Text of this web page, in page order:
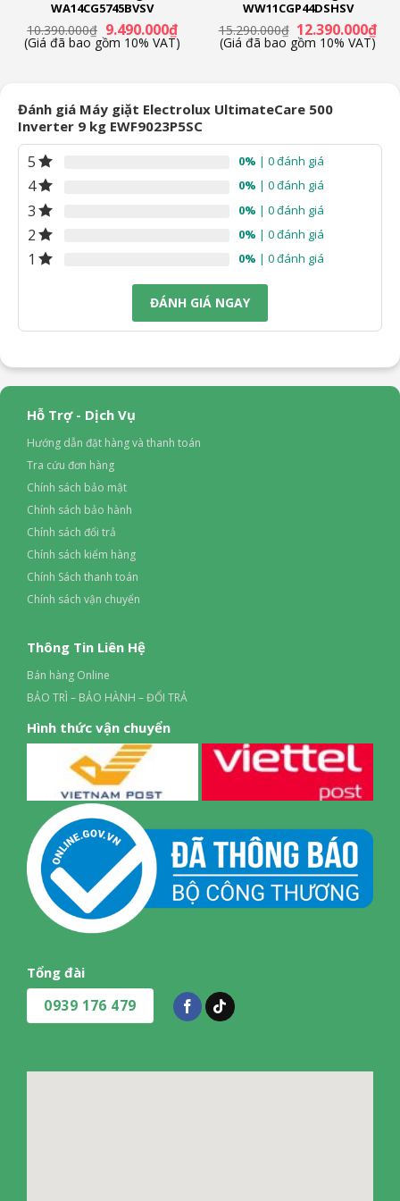
Công nghệ EcoInverter
Công nghệ giặt
Chương trình:
Đồ thể thao
Vệ sinh lồng giặt
Vắt
Giặt tiết kiệm Cotton
Giặt nhanh 15 phút
Giũ, xả, vắt
Diệt khuẩn
Giặt ga giường
Giặt nước nóng
Công nghệ giặt hơi nước Hygienic Care
Công nghệ UltraMix hoà tan nước giặt hiệu quả
Bảng điều khiển và Tiện ích
Bảng điều khiển:
Song ngữ Anh – Việt có núm xoay, cảm ứng và màn hình hiển
thị
Tiện ích:
Thêm quần áo khi máy đang giặt
Lưu chương trình yêu thích
Khóa trẻ em
Hẹn giờ giặt kết thúc
Chỉnh số vòng vắt
Chỉnh nhiệt độ nước
Hygienic Care – Diệt khuẩn sau mỗi lần giặt
Tùy chọn mức độ bẩn của quần áo
Thông tin lắp đặt
Kích thước – Khối lượng:
Cao 85 cm – Ngang 60 cm – Sâu 65.9 cm – Nặng 73 kg
Chiều dài ống cấp nước:
135 cm
Chiều dài ống thoát nước:
Hãng:
Electrolux. Xem thông tin hãng
WA14CG5745BVSV
10.390.000₫ Giá
gốc
là:
9.490.000₫Giá
hiện
tại
(Giá đã bao gồm 10% VAT)
WW11CGP44DSHSV
15.290.000₫ Giá
gốc
là:
12.390.000₫Giá
(Giá đã bao gồm 10% VAT)
Đánh giá Máy giặt Electrolux UltimateCare 500
Inverter 9 kg EWF9023P5SC
5 0% | 0 đánh giá
4 0% | 0 đánh giá
3 0% | 0 đánh giá
2 0% | 0 đánh giá
1 0% | 0 đánh giá
ĐÁNH GIÁ NGAY
Hỗ Trợ - Dịch Vụ
Hướng dẫn đặt hàng và thanh toán
Tra cứu đơn hàng
Chính sách bảo mật
Chính sách bảo hành
Chính sách đổi trả
Chính sách kiểm hàng
Chính Sách thanh toán
Chính sách vận chuyển
Thông Tin Liên Hệ
Bán hàng Online
BẢO TRÌ – BẢO HÀNH – ĐỔI TRẢ
Hình thức vận chuyển
Tổng đài
0939 176 479